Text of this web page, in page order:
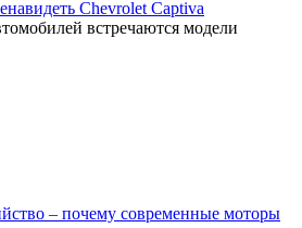
Chevrolet Captiva
встречаются модели
– почему современные моторы